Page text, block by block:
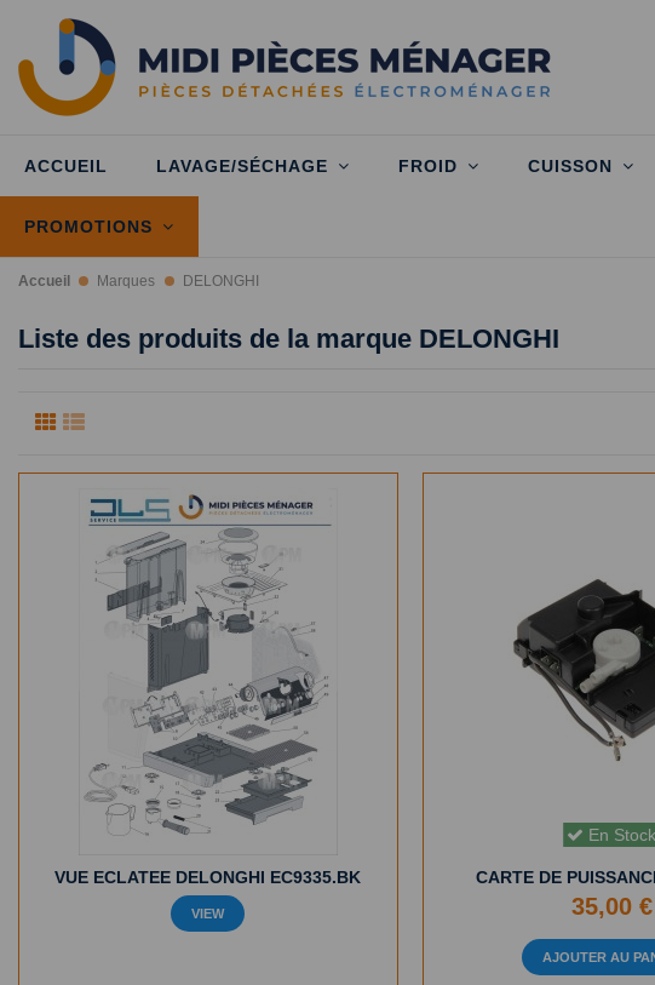
ACCUEIL LAVAGE/SÉCHAGE FROID CUISSON
PROMOTIONS
Accueil Marques DELONGHI
Liste des produits de la marque DELONGHI
VUE ECLATEE DELONGHI EC9335.BK
VIEW
En Stock
CARTE DE
35,00 €
AJOUTER AU